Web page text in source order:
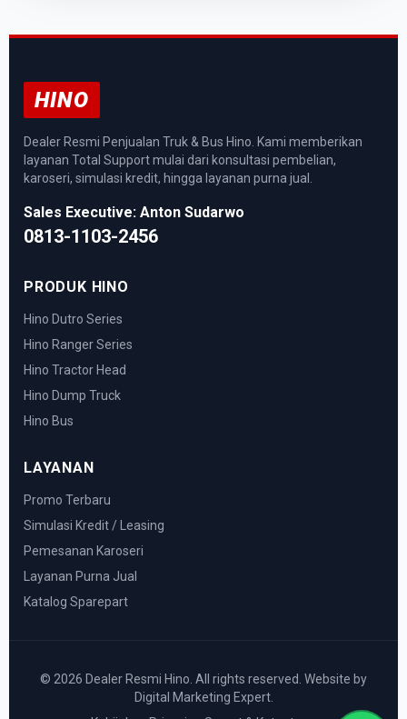
HINO
Dealer Resmi Penjualan Truk & Bus Hino. Kami memberikan
layanan Total Support mulai dari konsultasi pembelian,
karoseri, simulasi kredit, hingga layanan purna jual.
Sales Executive: Anton Sudarwo
0813-1103-2456
PRODUK HINO
Hino Dutro Series
Hino Ranger Series
Hino Tractor Head
Hino Dump Truck
Hino Bus
LAYANAN
Promo Terbaru
Simulasi Kredit / Leasing
Pemesanan Karoseri
Layanan Purna Jual
Katalog Sparepart
© 2026 Dealer Resmi Hino. All rights reserved. Website by
Digital Marketing Expert.